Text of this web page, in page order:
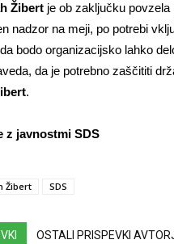
Žibert je ob zaključku povzela
nadzor na meji, po potrebi
bodo organizacijsko lahko
da je potrebno zaščititi
.
z javnostmi SDS
Žibert SDS
OSTALI PRISPEVKI